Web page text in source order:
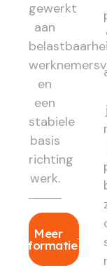
gewerkt
aan
en
een
stabiele
basis
richting
werk.
Meer
informatie